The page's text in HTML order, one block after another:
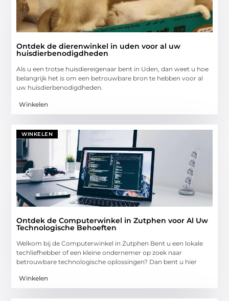
Ontdek de dierenwinkel in uden voor al uw
huisdierbenodigdheden
Als u een trotse huisdiereigenaar bent in Uden, dan weet u hoe
belangrijk het is om een betrouwbare bron te hebben voor al
uw huisdierbenodigdheden.
Winkelen
WINKELEN
Ontdek de Computerwinkel in Zutphen voor Al Uw
Technologische Behoeften
Welkom bij de Computerwinkel in Zutphen Bent u een lokale
techliefhebber of een kleine ondernemer op zoek naar
betrouwbare technologische oplossingen? Dan bent u hier
Winkelen